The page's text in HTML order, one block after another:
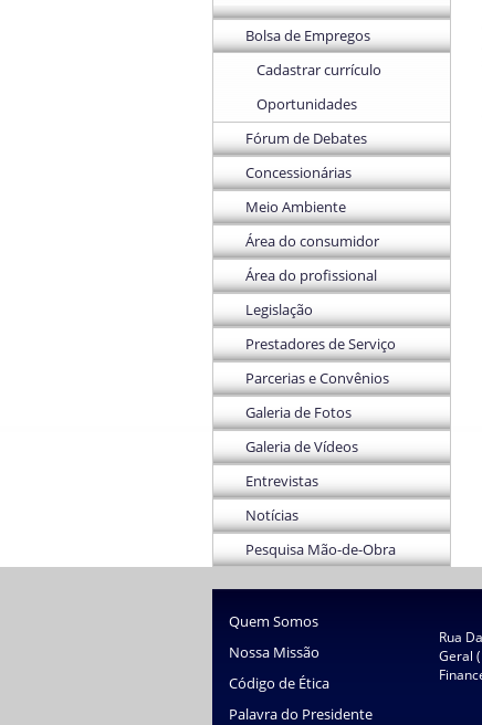
Bolsa de Empregos
Cadastrar currículo
Oportunidades
Fórum de Debates
Concessionárias
Meio Ambiente
Área do consumidor
Área do profissional
Legislação
Prestadores de Serviço
Parcerias e Convênios
Galeria de Fotos
Galeria de Vídeos
Entrevistas
Notícias
Pesquisa Mão-de-Obra
Quem Somos
Nossa Missão
Código de Ética
Palavra do Presidente
Rua
Geral